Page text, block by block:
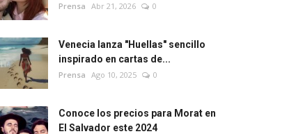
Prensa Abr 21, 2026 0
Venecia lanza "Huellas" sencillo
inspirado en cartas de...
Prensa Ago 10, 2025 0
Conoce los precios para Morat en
El Salvador este 2024